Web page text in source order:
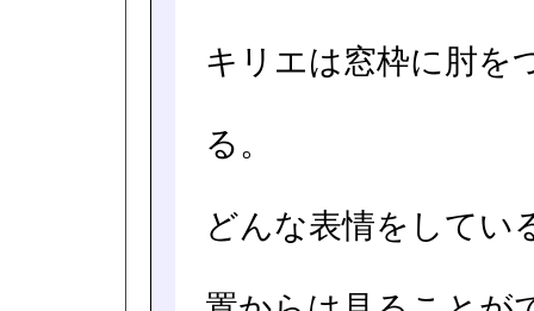
キリエは窓枠に肘を
る。
どんな表情をしてい